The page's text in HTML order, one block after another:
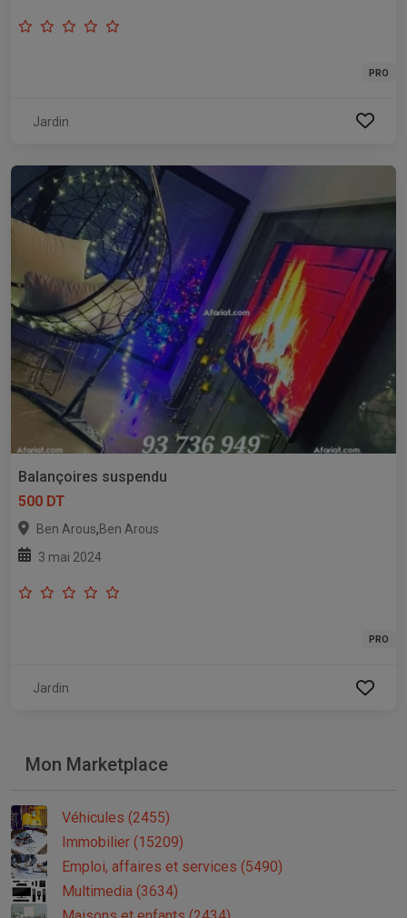
PRO
Jardin
Balançoires suspendu
500 DT
Ben Arous,Ben Arous
3 mai 2024
PRO
Jardin
Mon Marketplace
Véhicules (2455)
Immobilier (15209)
Emploi, affaires et services (5490)
Multimedia (3634)